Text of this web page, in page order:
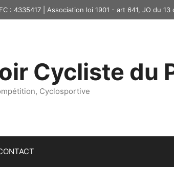
: 4335417 | Association loi 1901 - art 641, JO du
Cycliste du
Cyclosportive